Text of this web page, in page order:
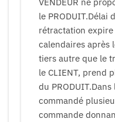
le PRODUIT.Délai
rétractation
calendaires après
tiers autre que le
le CLIENT, prend
du
commandé
commande